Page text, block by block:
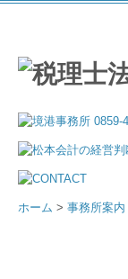
ホーム
事務所の特長
事務所案内
ホーム > 事務所案内